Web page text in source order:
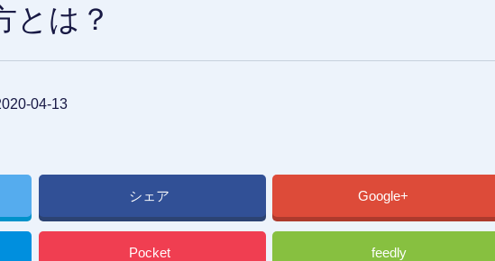
とは？
04-13
シェア Google+
Pocket feedly